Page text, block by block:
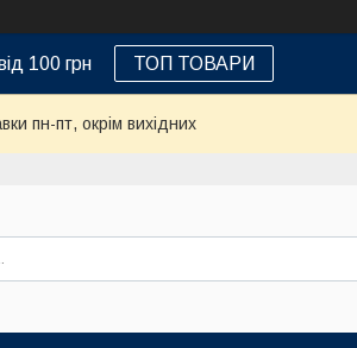
100 грн ТОП ТОВАРИ
пн-пт, окрім вихідних